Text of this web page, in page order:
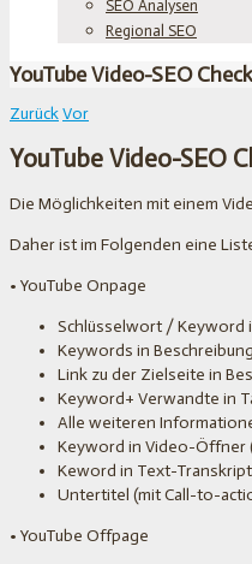
SEO Analysen
Regional SEO
YouTube Video-SEO
ZurückVor
YouTube Video-SEO
Die Möglichkeiten mit einem
Daher ist im Folgenden eine
• YouTube Onpage
Schlüsselwort / Keyword
Keywords in
Link zu der Zielseite in
Keyword+ Verwandte in
Alle weiteren
Keyword in Video-Öffner
Keword in Text-
Untertitel (mit Call-to-
• YouTube Offpage